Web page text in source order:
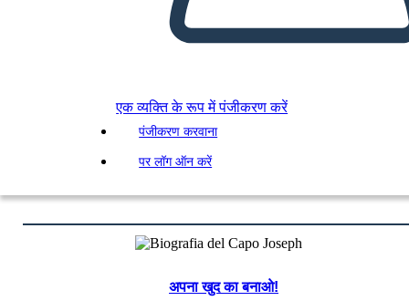
एक व्यक्ति के रूप में पंजीकरण करें
पंजीकरण करवाना
पर लॉग ऑन करें
अपना खुद का बनाओ!